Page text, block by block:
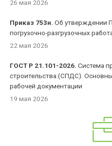
26 мая 2026
Приказ 753н. Об утверждении
погрузочно-разгрузочных
22 мая 2026
ГОСТ Р 21.101-2026. Система
строительства (СПДС).
рабочей документации
19 мая 2026